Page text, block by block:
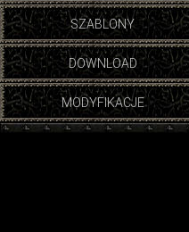
SZABLONY
DOWNLOAD
MODYFIKACJE